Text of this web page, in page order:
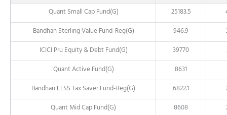
Quant Small Cap Fund(G)
25183.5
Bandhan Sterling Value Fund-Reg(G)
946.9
ICICI Pru Equity & Debt Fund(G)
39770
Quant Active Fund(G)
8631
Bandhan ELSS Tax Saver Fund-Reg(G)
6822.1
Quant Mid Cap Fund(G)
8608